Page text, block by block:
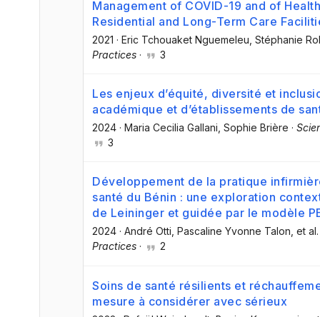
Management of COVID-19 and of
Residential and Long-Term Care
2021 · Eric Tchouaket Nguemeleu , Stéphanie
Practices · 3
Les enjeux d’équité, diversité et
académique et d’établissements de
2024 · Maria Cecilia Gallani , Sophie Brière ·
3
Développement de la pratique
santé du Bénin : une exploration
de Leininger et guidée par le modèle
2024 · André Otti, Pascaline Yvonne Talon, et al.
Practices · 2
Soins de santé résilients et
mesure à considérer avec sérieux